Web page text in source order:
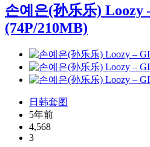
손예은(孙乐乐) Loozy
(74P/210MB)
日韩套图
5年前
4,568
3